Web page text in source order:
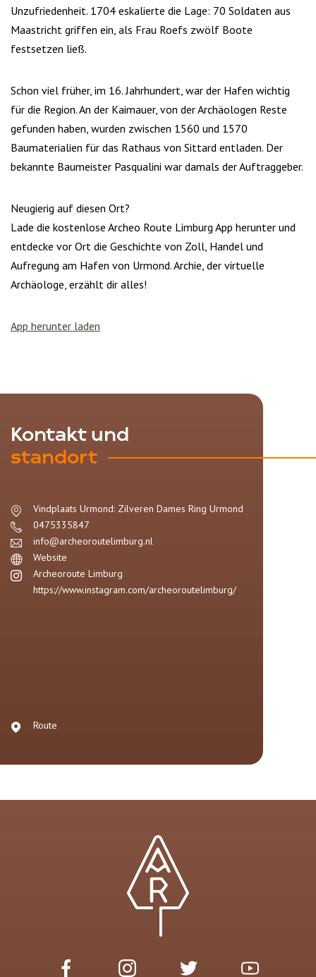
Unzufriedenheit. 1704 eskalierte die Lage: 70 Soldaten aus
Maastricht griffen ein, als Frau Roefs zwölf Boote
festsetzen ließ.
Schon viel früher, im 16. Jahrhundert, war der Hafen wichtig
für die Region. An der Kaimauer, von der Archäologen Reste
gefunden haben, wurden zwischen 1560 und 1570
Baumaterialien für das Rathaus von Sittard entladen. Der
bekannte Baumeister Pasqualini war damals der Auftraggeber.
Neugierig auf diesen Ort?
Lade die kostenlose Archeo Route Limburg App herunter und
entdecke vor Ort die Geschichte von Zoll, Handel und
Aufregung am Hafen von Urmond. Archie, der virtuelle
Archäologe, erzählt dir alles!
App herunter laden
Kontakt und
standort
Vindplaats Urmond: Zilveren Dames Ring Urmond
0475335847
info@archeoroutelimburg.nl
Website
Archeoroute Limburg
https://www.instagram.com/archeoroutelimburg/
Route